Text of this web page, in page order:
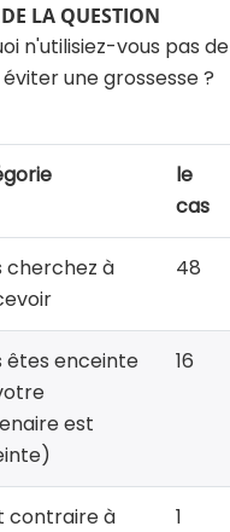
LA QUESTION
n'utilisiez-vous pas de
une grossesse ?
le
cas
cherchez à
48
êtes enceinte
est
16
contraire à
1